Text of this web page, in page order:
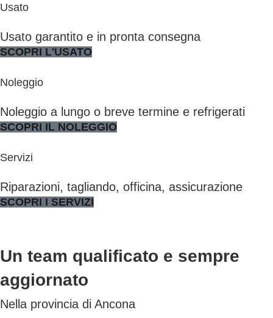
Usato
Usato garantito e in pronta consegna
SCOPRI L'USATO
Noleggio
Noleggio a lungo o breve termine e refrigerati
SCOPRI IL NOLEGGIO
Servizi
Riparazioni, tagliando, officina, assicurazione
SCOPRI I SERVIZI
Un team qualificato e sempre
aggiornato
Nella provincia di Ancona